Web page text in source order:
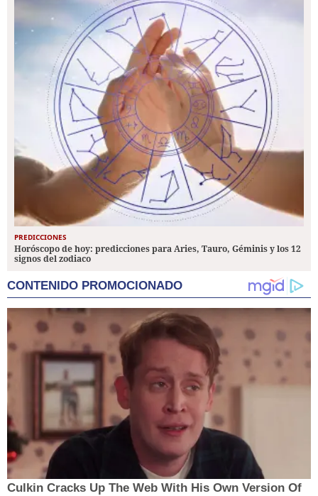
PREDICCIONES
Horóscopo de hoy: predicciones para Aries, Tauro, Géminis y los 12
signos del zodiaco
CONTENIDO PROMOCIONADO
Culkin Cracks Up The Web With His Own Version Of